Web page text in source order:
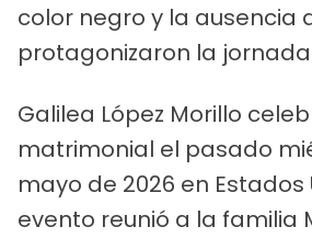
color negro y la ausencia
protagonizaron la
Galilea López Morillo
matrimonial el pasado
mayo de 2026 en Estados
evento reunió a la familia